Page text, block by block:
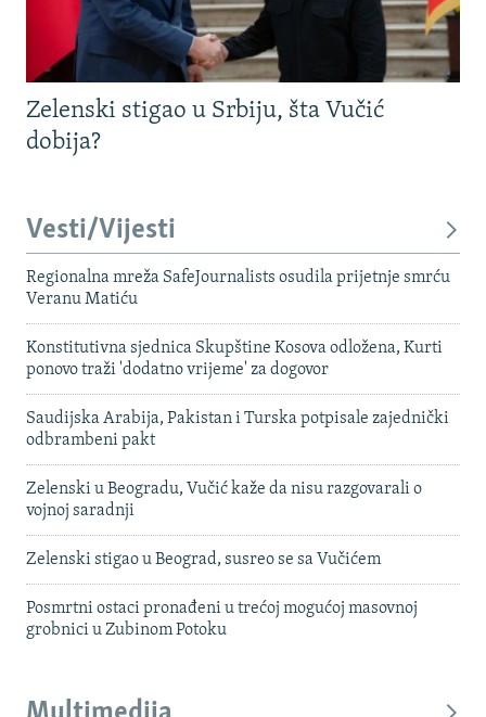
Zelenski stigao u Srbiju, šta Vučić
dobija?
Vesti/Vijesti
Regionalna mreža SafeJournalists osudila prijetnje smrću
Veranu Matiću
Konstitutivna sjednica Skupštine Kosova odložena, Kurti
ponovo traži 'dodatno vrijeme' za dogovor
Saudijska Arabija, Pakistan i Turska potpisale zajednički
odbrambeni pakt
Zelenski u Beogradu, Vučić kaže da nisu razgovarali o
vojnoj saradnji
Zelenski stigao u Beograd, susreo se sa Vučićem
Posmrtni ostaci pronađeni u trećoj mogućoj masovnoj
grobnici u Zubinom Potoku